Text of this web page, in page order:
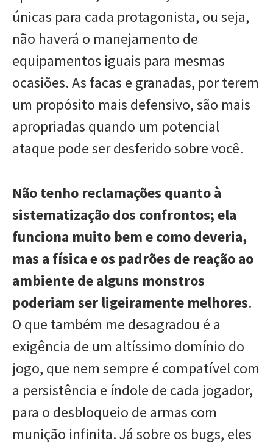
únicas para cada protagonista, ou seja,
não haverá o manejamento de
equipamentos iguais para mesmas
ocasiões. As facas e granadas, por terem
um propósito mais defensivo, são mais
apropriadas quando um potencial
ataque pode ser desferido sobre você.
Não tenho reclamações quanto à
sistematização dos confrontos; ela
funciona muito bem e como deveria,
mas a física e os padrões de reação ao
ambiente de alguns monstros
poderiam ser ligeiramente melhores.
O que também me desagradou é a
exigência de um altíssimo domínio do
jogo, que nem sempre é compatível com
a persistência e índole de cada jogador,
para o desbloqueio de armas com
munição infinita. Já sobre os bugs, eles